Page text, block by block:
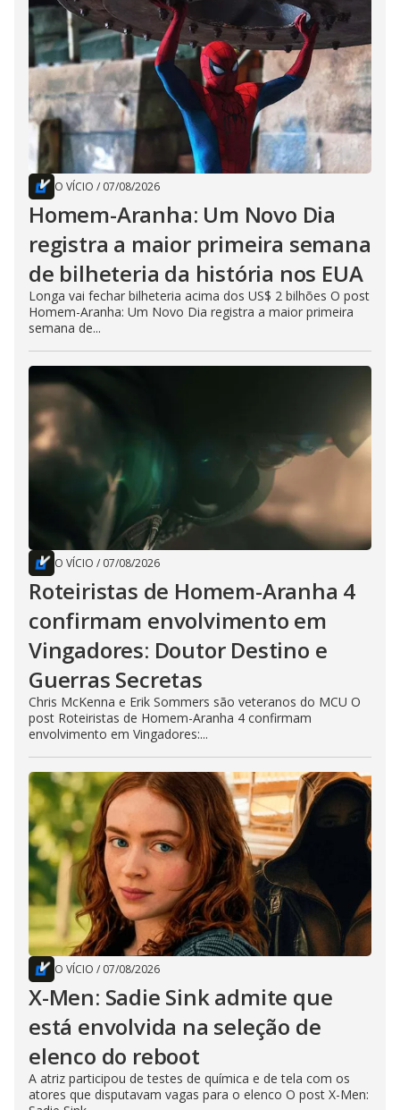
O VÍCIO / 07/08/2026
Homem-Aranha: Um Novo Dia
registra a maior primeira semana
de bilheteria da história nos EUA
Longa vai fechar bilheteria acima dos US$ 2 bilhões O post
Homem-Aranha: Um Novo Dia registra a maior primeira
semana de...
O VÍCIO / 07/08/2026
Roteiristas de Homem-Aranha 4
confirmam envolvimento em
Vingadores: Doutor Destino e
Guerras Secretas
Chris McKenna e Erik Sommers são veteranos do MCU O
post Roteiristas de Homem-Aranha 4 confirmam
envolvimento em Vingadores:...
O VÍCIO / 07/08/2026
X-Men: Sadie Sink admite que
está envolvida na seleção de
elenco do reboot
A atriz participou de testes de química e de tela com os
atores que disputavam vagas para o elenco O post X-Men: